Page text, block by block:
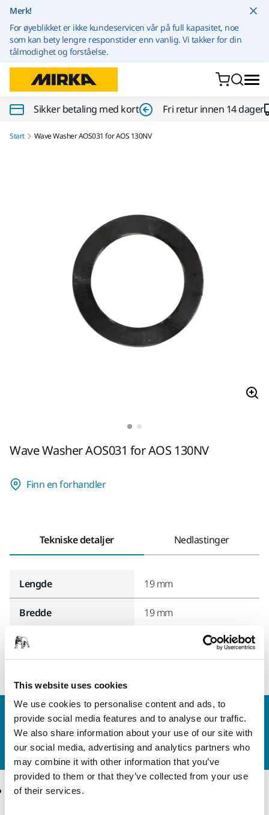
This website uses cookies
We use cookies to personalise content and ads, to
provide social media features and to analyse our traffic.
We also share information about your use of our site with
our social media, advertising and analytics partners who
may combine it with other information that you’ve
provided to them or that they’ve collected from your use
of their services.
Merk!
For øyeblikket er ikke kundeservicen vår på full kapasitet, noe
som kan bety lengre responstider enn vanlig. Vi takker for din
tålmodighet og forståelse.
Sikker betaling med kort Fri retur innen 14 dager
Start Wave Washer AOS031 for AOS 130NV
Wave Washer AOS031 for AOS 130NV
Finn en forhandler
Tekniske detaljer Nedlastinger
Lengde 19 mm
Bredde 19 mm
Kontakt oss
Vil du vite mer?Ta kontakt, så svarer støtteteamet
vårt på spørsmålene dine.
Produkter